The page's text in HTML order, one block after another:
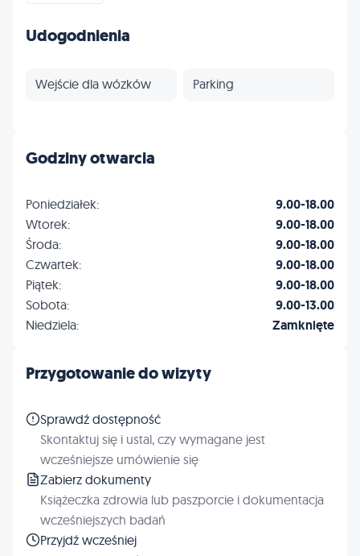
Profilaktyka
Udogodnienia
Wejście dla wózków Parking
Godziny otwarcia
Poniedziałek: 9.00-18.00
Wtorek: 9.00-18.00
Środa: 9.00-18.00
Czwartek: 9.00-18.00
Piątek: 9.00-18.00
Sobota: 9.00-13.00
Niedziela: Zamknięte
Przygotowanie do wizyty
Sprawdź dostępność
Skontaktuj się i ustal, czy wymagane jest
wcześniejsze umówienie się
Zabierz dokumenty
Książeczka zdrowia lub paszporcie i dokumentacja
wcześniejszych badań
Przyjdź wcześniej